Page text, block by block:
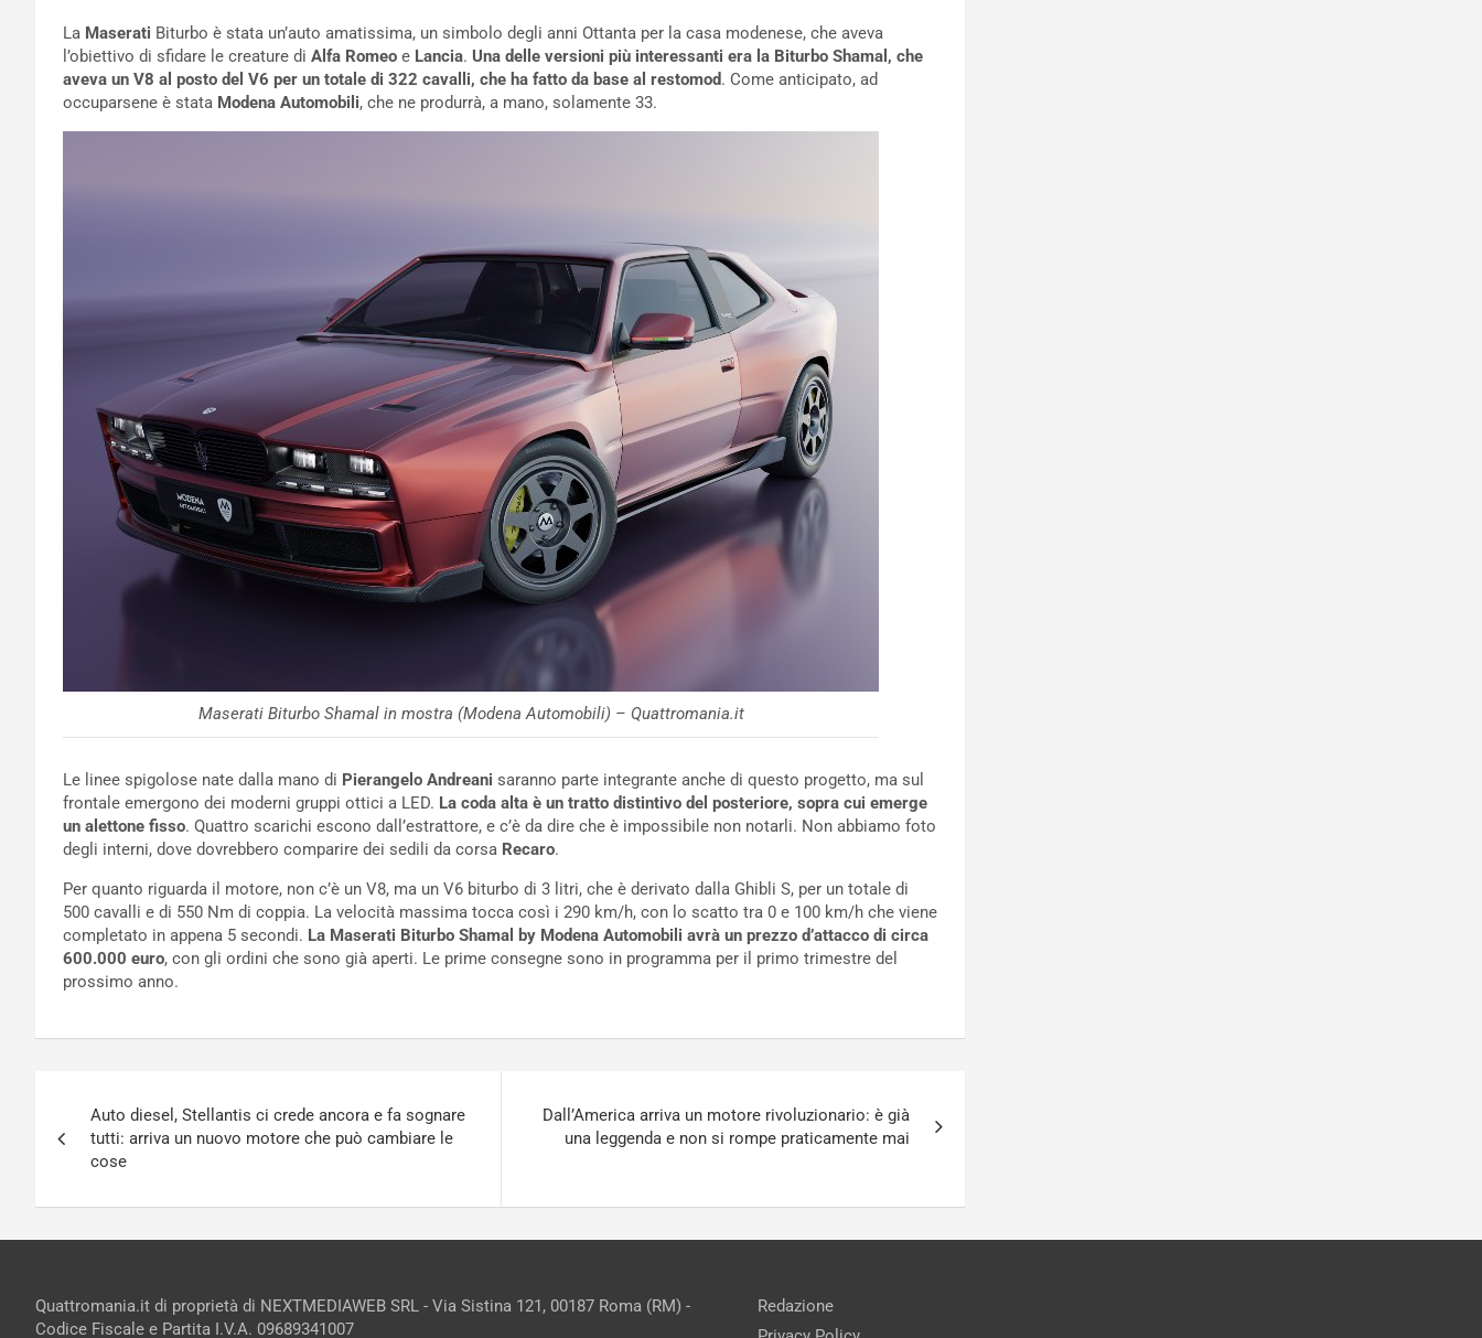
La Maserati Biturbo è stata un’auto amatissima, un simbolo degli anni Ottanta per la casa modenese, che aveva
l’obiettivo di sfidare le creature di Alfa Romeo e Lancia. Una delle versioni più interessanti era la Biturbo Shamal, che
aveva un V8 al posto del V6 per un totale di 322 cavalli, che ha fatto da base al restomod. Come anticipato, ad
occuparsene è stata Modena Automobili, che ne produrrà, a mano, solamente 33.
Maserati Biturbo Shamal in mostra (Modena Automobili) – Quattromania.it
Le linee spigolose nate dalla mano di Pierangelo Andreani saranno parte integrante anche di questo progetto, ma sul
frontale emergono dei moderni gruppi ottici a LED. La coda alta è un tratto distintivo del posteriore, sopra cui emerge
un alettone fisso. Quattro scarichi escono dall’estrattore, e c’è da dire che è impossibile non notarli. Non abbiamo foto
degli interni, dove dovrebbero comparire dei sedili da corsa Recaro.
Per quanto riguarda il motore, non c’è un V8, ma un V6 biturbo di 3 litri, che è derivato dalla Ghibli S, per un totale di
500 cavalli e di 550 Nm di coppia. La velocità massima tocca così i 290 km/h, con lo scatto tra 0 e 100 km/h che viene
completato in appena 5 secondi. La Maserati Biturbo Shamal by Modena Automobili avrà un prezzo d’attacco di circa
600.000 euro, con gli ordini che sono già aperti. Le prime consegne sono in programma per il primo trimestre del
prossimo anno.
articoli
Auto diesel, Stellantis ci crede ancora e fa sognare
tutti: arriva un nuovo motore che può cambiare le
cose
Dall’America arriva un motore rivoluzionario: è già
una leggenda e non si rompe praticamente mai
Quattromania.it di proprietà di NEXTMEDIAWEB SRL - Via Sistina 121, 00187 Roma (RM) -
Codice Fiscale e Partita I.V.A. 09689341007
Redazione